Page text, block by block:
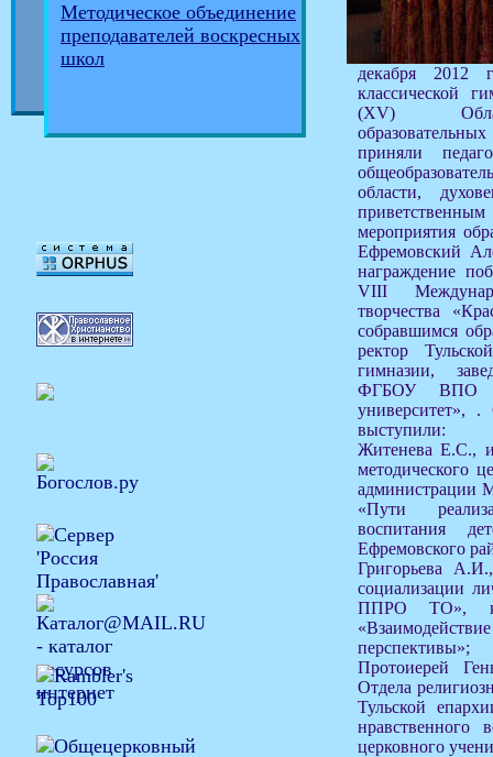
Методическое объединение
преподавателей воскресных
школ
декабря 2012
классической
(XV)
приняли
области,
мероприятия
Ефремовский
награждение
VIII
творчества
собравшимся
ректор
гимназии,
ФГБОУ ВПО
университет»,
выступили:
Житенева Е.С.,
методического
администрации
«Пути
воспитания
Ефремовского
Григорьева
социализации
ППРО ТО»,
перспективы»;
Протоиерей
Отдела
Тульской
нравственного
церковного